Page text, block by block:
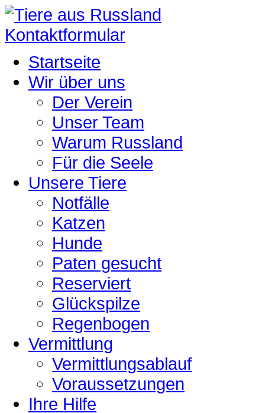
Kontaktformular
Startseite
Wir über uns
Der Verein
Unser Team
Warum Russland
Für die Seele
Unsere Tiere
Notfälle
Katzen
Hunde
Paten gesucht
Reserviert
Glückspilze
Regenbogen
Vermittlung
Vermittlungsablauf
Voraussetzungen
Ihre Hilfe